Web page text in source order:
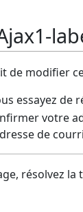
de modifier
essayez de
votre
de
résolvez la